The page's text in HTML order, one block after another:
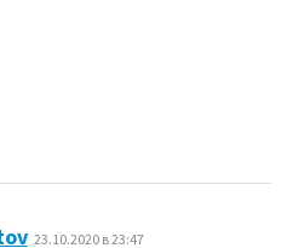
: 23.10.2020 в 23:47